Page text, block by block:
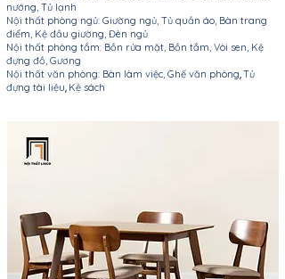
nướng, Tủ lạnh
Nội thất phòng ngủ: Giường ngủ, Tủ quần áo, Bàn trang
điểm, Kệ đầu giường, Đèn ngủ
Nội thất phòng tắm: Bồn rửa mặt, Bồn tắm, Vòi sen, Kệ
đựng đồ, Gương
Nội thất văn phòng: Bàn làm việc Ghế văn phòng Tủ
đựng tài liệu Kệ sách